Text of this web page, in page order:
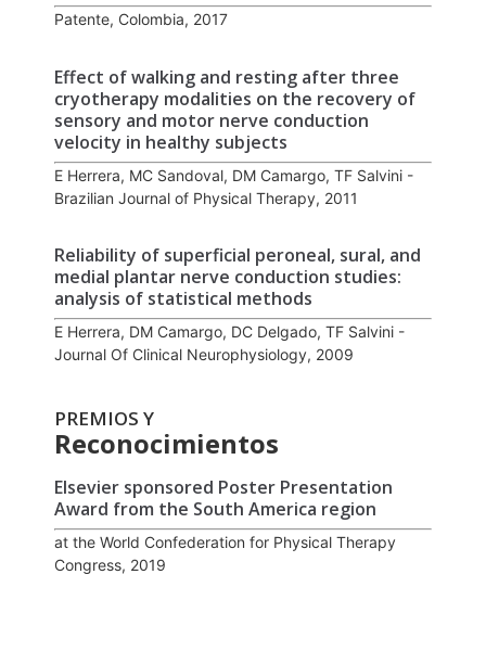
Patente, Colombia, 2017
Effect of walking and resting after three
cryotherapy modalities on the recovery of
sensory and motor nerve conduction
velocity in healthy subjects
E Herrera, MC Sandoval, DM Camargo, TF Salvini -
Brazilian Journal of Physical Therapy, 2011
Reliability of superficial peroneal, sural, and
medial plantar nerve conduction studies:
analysis of statistical methods
E Herrera, DM Camargo, DC Delgado, TF Salvini -
Journal Of Clinical Neurophysiology, 2009
PREMIOS Y
Reconocimientos
Elsevier sponsored Poster Presentation
Award from the South America region
at the World Confederation for Physical Therapy
Congress, 2019